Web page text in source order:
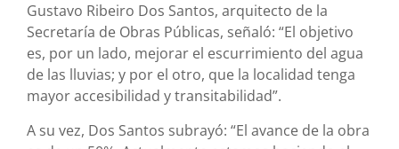
Gustavo Ribeiro Dos Santos, arquitecto de la
Secretaría de Obras Públicas, señaló: “El objetivo
es, por un lado, mejorar el escurrimiento del agua
de las lluvias; y por el otro, que la localidad tenga
mayor accesibilidad y transitabilidad”.
A su vez, Dos Santos subrayó: “El avance de la obra